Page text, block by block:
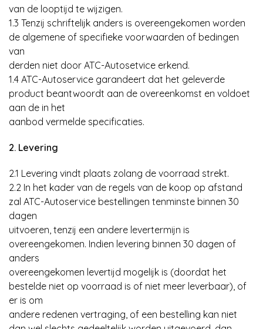
van de looptijd te wijzigen.
1.3 Tenzij schriftelijk anders is overeengekomen worden
de algemene of specifieke voorwaarden of bedingen
van
derden niet door ATC-Autosetvice erkend.
1.4 ATC-Autoservice garandeert dat het geleverde
product beantwoordt aan de overeenkomst en voldoet
aan de in het
aanbod vermelde specificaties.
2. Levering
2.1 Levering vindt plaats zolang de voorraad strekt.
2.2 In het kader van de regels van de koop op afstand
zal ATC-Autoservice bestellingen tenminste binnen 30
dagen
uitvoeren, tenzij een andere levertermijn is
overeengekomen. Indien levering binnen 30 dagen of
anders
overeengekomen levertijd mogelijk is (doordat het
bestelde niet op voorraad is of niet meer leverbaar), of
er is om
andere redenen vertraging, of een bestelling kan niet